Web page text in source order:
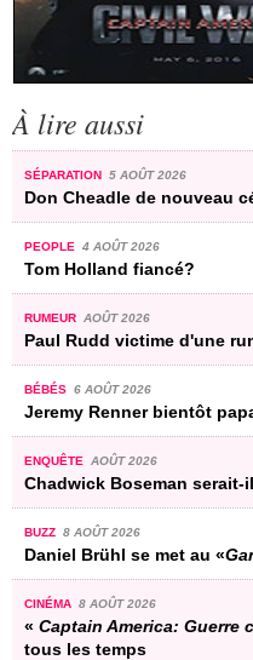
À lire aussi
SÉPARATION 5 AOÛT 2026
Don Cheadle de nouveau
PEOPLE 4 AOÛT 2026
Tom Holland fiancé?
RUMEUR AOÛT 2026
Paul Rudd victime d'une
BÉBÉS 6 AOÛT 2026
Jeremy Renner bientôt
ENQUÊTE AOÛT 2026
Chadwick Boseman
BUZZ 8 AOÛT 2026
Daniel Brühl se met au «
CINÉMA 8 AOÛT 2026
« Captain America: Guerre
tous les temps